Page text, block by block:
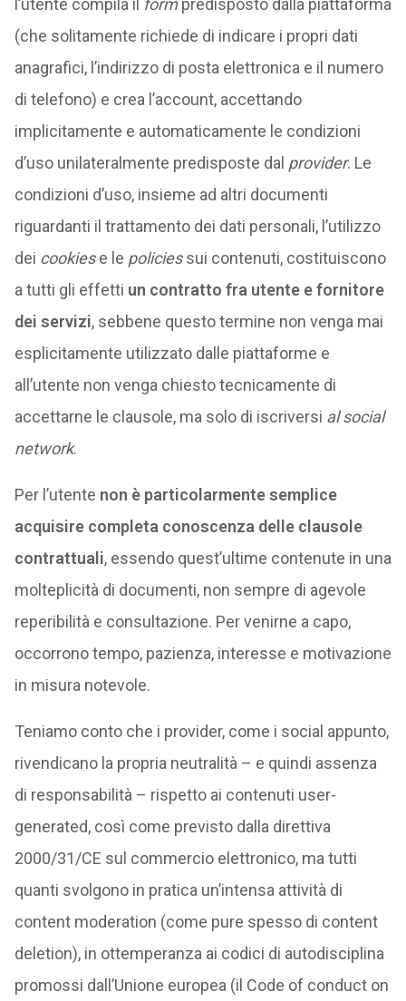
l’utente compila il formpredisposto dalla piattaforma
(che solitamente richiede di indicare i propri dati
anagrafici, l’indirizzo di posta elettronica e il numero
di telefono) e crea l’account, accettando
implicitamente e automaticamente le condizioni
d’uso unilateralmente predisposte dal provider. Le
condizioni d’uso, insieme ad altri documenti
riguardanti il trattamento dei dati personali, l’utilizzo
dei cookiese le policiessui contenuti, costituiscono
a tutti gli effetti un contratto fra utente e fornitore
dei servizi, sebbene questo termine non venga mai
esplicitamente utilizzato dalle piattaforme e
all’utente non venga chiesto tecnicamente di
accettarne le clausole, ma solo di iscriversi al social
network.
Per l’utente non è particolarmente semplice
acquisire completa conoscenza delle clausole
contrattuali, essendo quest’ultime contenute in una
molteplicità di documenti, non sempre di agevole
reperibilità e consultazione. Per venirne a capo,
occorrono tempo, pazienza, interesse e motivazione
in misura notevole.
Teniamo conto che i provider, come i social appunto,
rivendicano la propria neutralità – e quindi assenza
di responsabilità – rispetto ai contenuti user-
generated, così come previsto dalla direttiva
2000/31/CE sul commercio elettronico, ma tutti
quanti svolgono in pratica un’intensa attività di
content moderation (come pure spesso di content
deletion), in ottemperanza ai codici di autodisciplina
promossi dall’Unione europea (il Code of conduct on